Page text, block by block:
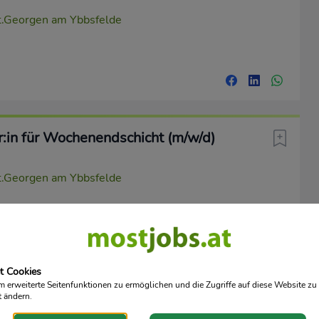
am Ybbsfelde
für Wochenendschicht (m/w/d)
am Ybbsfelde
(m/w/d)
Cookies
erweiterte Seitenfunktionen zu ermöglichen und die Zugriffe auf diese Website zu
ändern.